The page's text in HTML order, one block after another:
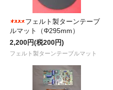
フェルト製ターンテーブ
ルマット（Φ295mm）
2,200円(税200円)
フェルト製ターンテーブルマット